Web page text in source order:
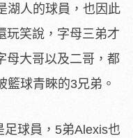
湖人的球員，也因此
玩笑說，字母三弟才
母大哥以及二哥，都
籃球青睞的3兄弟。
球員，5弟Alexis也